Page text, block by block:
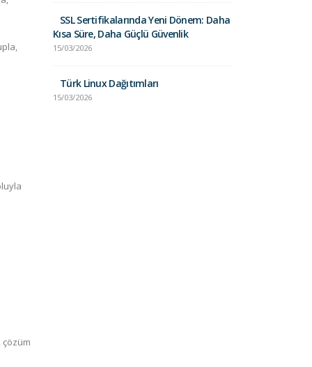
çözüm
SSL Sertifikalarında Yeni Dönem: Daha
Kısa Süre, Daha Güçlü Güvenlik
15/03/2026
Türk Linux Dağıtımları
15/03/2026